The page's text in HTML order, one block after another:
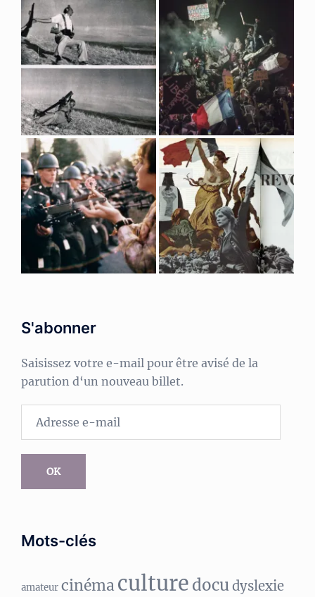
S'abonner
Saisissez votre e-mail pour être avisé de la
parution d‘un nouveau billet.
OK
Mots-clés
amateur cinémaculture docudyslexie